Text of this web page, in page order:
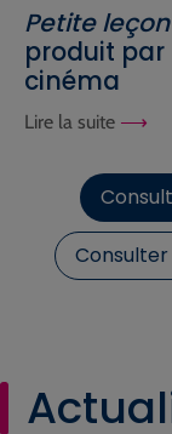
Petite
produit par
cinéma
Lire la suite